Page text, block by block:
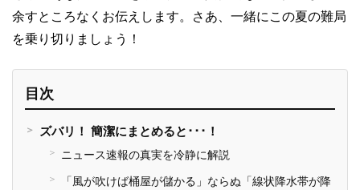
余すところなくお伝えします。さあ、一緒にこの夏の難局
を乗り切りましょう！
ズバリ！ 簡潔にまとめると･･･！
ニュース速報の真実を冷静に解説
「風が吹けば桶屋が儲かる」ならぬ「線状降水帯が降